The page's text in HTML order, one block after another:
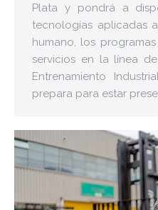
Plata y pondrá a
tecnologías aplicadas
humano, los
servicios en la línea
Entrenamiento
prepara para estar